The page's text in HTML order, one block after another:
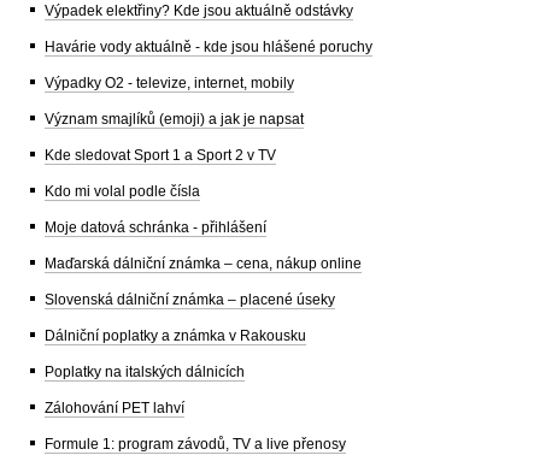
Výpadek elektřiny? Kde jsou aktuálně odstávky
Havárie vody aktuálně - kde jsou hlášené poruchy
Výpadky O2 - televize, internet, mobily
Význam smajlíků (emoji) a jak je napsat
Kde sledovat Sport 1 a Sport 2 v TV
Kdo mi volal podle čísla
Moje datová schránka - přihlášení
Maďarská dálniční známka – cena, nákup online
Slovenská dálniční známka – placené úseky
Dálniční poplatky a známka v Rakousku
Poplatky na italských dálnicích
Zálohování PET lahví
Formule 1: program závodů, TV a live přenosy